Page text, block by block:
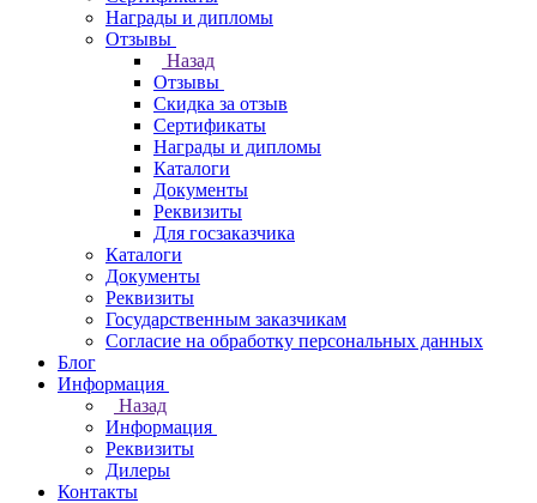
Награды и дипломы
Отзывы
Назад
Отзывы
Скидка за отзыв
Сертификаты
Награды и дипломы
Каталоги
Документы
Реквизиты
Для госзаказчика
Каталоги
Документы
Реквизиты
Государственным заказчикам
Согласие на обработку персональных данных
Блог
Информация
Назад
Информация
Реквизиты
Дилеры
Контакты